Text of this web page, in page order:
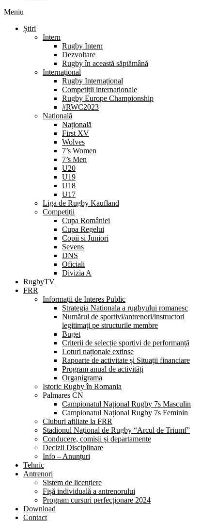
Meniu
Știri
Intern
Rugby Intern
Dezvoltare
Rugby în această săptămână
Internațional
Rugby Internațional
Competiții internaționale
Rugby Europe Championship
#RWC2023
Națională
Națională
First XV
Wolves
7’s Women
7’s Men
U20
U19
U18
U17
Liga de Rugby Kaufland
Competiții
Cupa României
Cupa Regelui
Copii si Juniori
Sevens
DNS
Oficiali
Divizia A
RugbyTV
FRR
Informații de Interes Public
Strategia Nationala a rugbyului romanesc
Numărul de sportivi/antrenori/instructori
legitimați pe structurile membre
Buget
Criterii de selecție sportivi de performanță
Loturi naționale extinse
Rapoarte de activitate și Situații financiare
Program anual de activități
Organigrama
Istoric Rugby în Romania
Palmares CN
Campionatul Național Rugby 7s Masculin
Campionatul Național Rugby 7s Feminin
Cluburi afiliate la FRR
Stadionul Național de Rugby “Arcul de Triumf”
Conducere, comisii și departamente
Decizii Disciplinare
Info – Anunțuri
Tehnic
Antrenori
Sistem de licențiere
Fișă individuală a antrenorului
Program cursuri perfecționare 2024
Download
Contact